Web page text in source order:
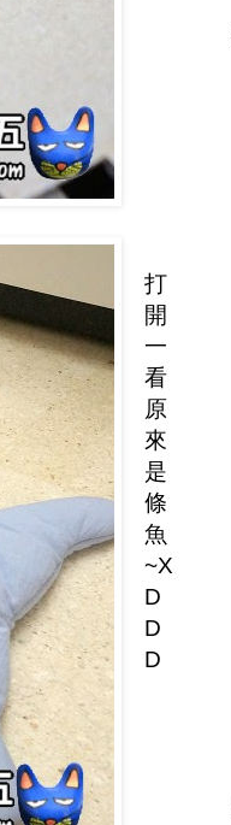
打
開
一
看
原
來
是
條
魚
~X
D
D
D